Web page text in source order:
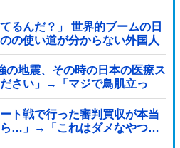
るんだ？」 世界的ブームの日
の使い道が分からない外国人
の地震、その時の日本の医療ス
さい」→「マジで鳥肌立っ
見習わないと」「あんな状況
の医療関係者も同じように行
】
ト戦で行った審判買収が本当
ら…」→「これはダメなやつ…